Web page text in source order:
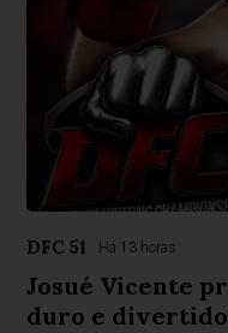
DFC 51 Há 13 horas
Josué Vicente
duro e